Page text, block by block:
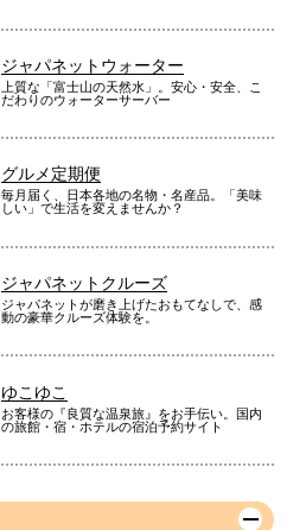
ジャパネットウォーター
上質な「富士山の天然水」。安心・安全、こ
だわりのウォーターサーバー
グルメ定期便
毎月届く、日本各地の名物・名産品。「美味
しい」で生活を変えませんか？
ジャパネットクルーズ
ジャパネットが磨き上げたおもてなしで、感
動の豪華クルーズ体験を。
ゆこゆこ
お客様の『良質な温泉旅』をお手伝い。国内
の旅館・宿・ホテルの宿泊予約サイト